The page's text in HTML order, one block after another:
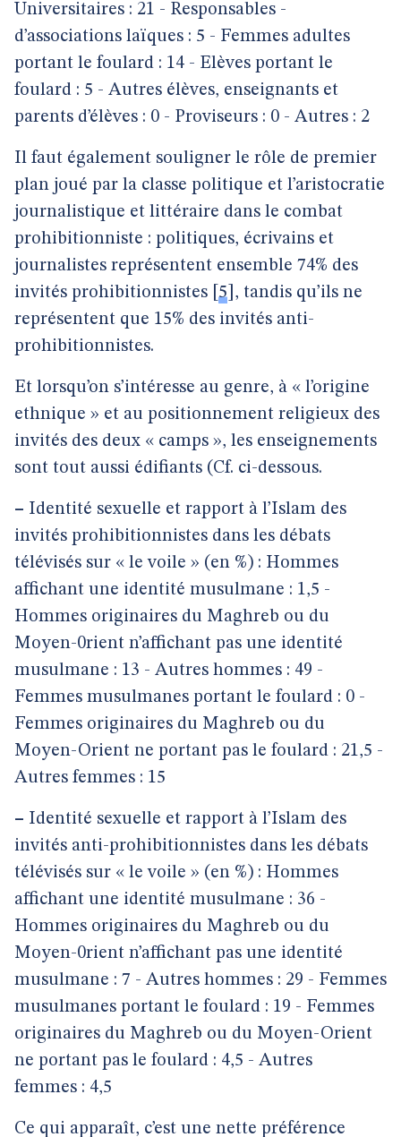
Universitaires : 21 - Responsables -
d’associations laïques : 5 - Femmes adultes
portant le foulard : 14 - Elèves portant le
foulard : 5 - Autres élèves, enseignants et
parents d’élèves : 0 - Proviseurs : 0 - Autres : 2
Il faut également souligner le rôle de premier
plan joué par la classe politique et l’aristocratie
journalistique et littéraire dans le combat
prohibitionniste : politiques, écrivains et
journalistes représentent ensemble 74% des
invités prohibitionnistes 5 , tandis qu’ils ne
représentent que 15% des invités anti-
prohibitionnistes.
Et lorsqu’on s’intéresse au genre, à « l’origine
ethnique » et au positionnement religieux des
invités des deux « camps », les enseignements
sont tout aussi édifiants (Cf. ci-dessous.
– Identité sexuelle et rapport à l’Islam des
invités prohibitionnistes dans les débats
télévisés sur « le voile » (en %) : Hommes
affichant une identité musulmane : 1,5 -
Hommes originaires du Maghreb ou du
Moyen-0rient n’affichant pas une identité
musulmane : 13 - Autres hommes : 49 -
Femmes musulmanes portant le foulard : 0 -
Femmes originaires du Maghreb ou du
Moyen-Orient ne portant pas le foulard : 21,5 -
Autres femmes : 15
– Identité sexuelle et rapport à l’Islam des
invités anti-prohibitionnistes dans les débats
télévisés sur « le voile » (en %) : Hommes
affichant une identité musulmane : 36 -
Hommes originaires du Maghreb ou du
Moyen-0rient n’affichant pas une identité
musulmane : 7 - Autres hommes : 29 - Femmes
musulmanes portant le foulard : 19 - Femmes
originaires du Maghreb ou du Moyen-Orient
ne portant pas le foulard : 4,5 - Autres
femmes : 4,5
Ce qui apparaît, c’est une nette préférence